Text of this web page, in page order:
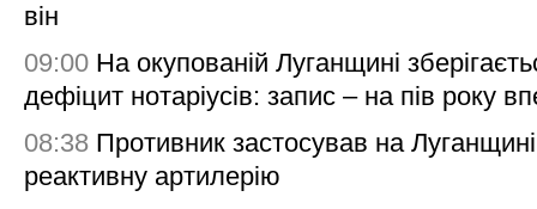
він
09:00 На окупованій Луганщині
дефіцит нотаріусів: запис – на пів року
08:38 Противник застосував на Луганщині
реактивну артилерію